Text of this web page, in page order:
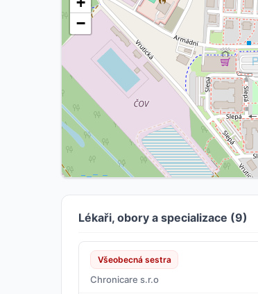
−
Lékaři, obory a specializace (9)
Všeobecná sestra
Chronicare s.r.o